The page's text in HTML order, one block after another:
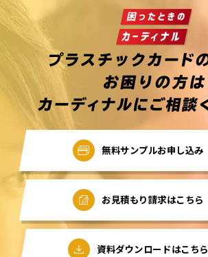
無料サンプルお申し込み
お見積もり請求はこちら
資料ダウンロードはこちら